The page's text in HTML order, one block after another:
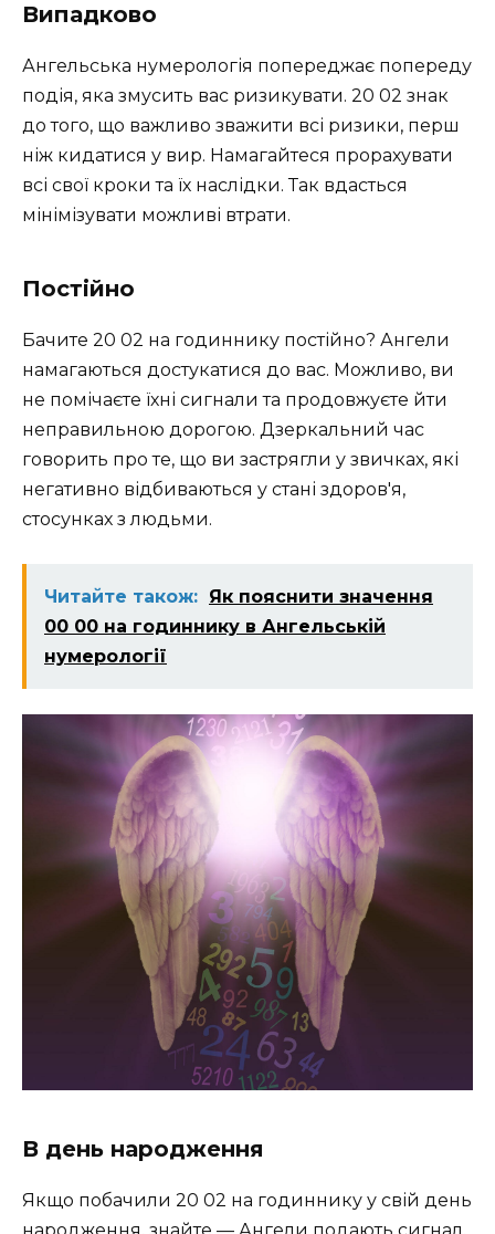
Випадково
Ангельська нумерологія попереджає попереду
подія, яка змусить вас ризикувати. 20 02 знак
до того, що важливо зважити всі ризики, перш
ніж кидатися у вир. Намагайтеся прорахувати
всі свої кроки та їх наслідки. Так вдасться
мінімізувати можливі втрати.
Постійно
Бачите 20 02 на годиннику постійно? Ангели
намагаються достукатися до вас. Можливо, ви
не помічаєте їхні сигнали та продовжуєте йти
неправильною дорогою. Дзеркальний час
говорить про те, що ви застрягли у звичках, які
негативно відбиваються у стані здоров'я,
стосунках з людьми.
Читайте також: Як пояснити значення
00 00 на годиннику в Ангельській
нумерології
В день народження
Якщо побачили 20 02 на годиннику у свій день